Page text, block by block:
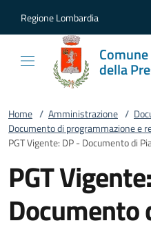
Regione Lombardia
della
Home / Amministrazione /
Documento di programmazione e
PGT Vigente: DP - Documento di
PGT
Documento